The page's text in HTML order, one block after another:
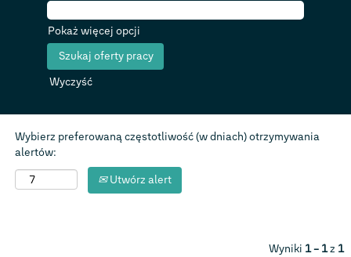
Pokaż więcej opcji
Wyczyść
Wybierz preferowaną częstotliwość (w dniach) otrzymywania
alertów:
Utwórz alert
Wyniki 1 – 1z 1